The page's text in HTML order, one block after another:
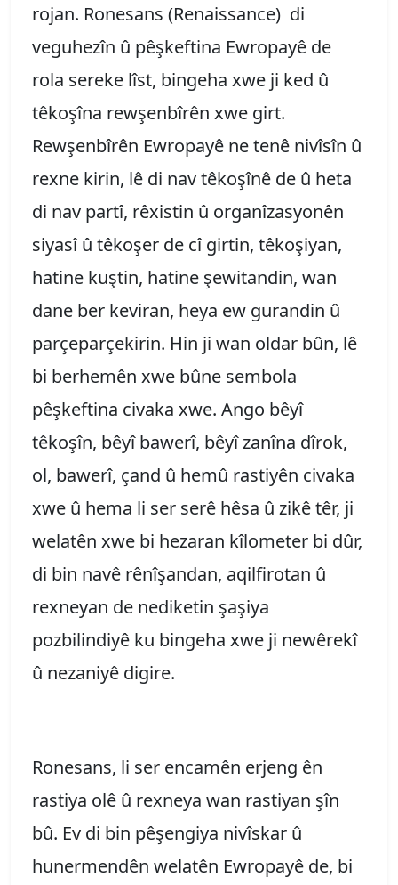
rojan. Ronesans (Renaissance) di
veguhezîn û pêşkeftina Ewropayê de
rola sereke lîst, bingeha xwe ji ked û
têkoşîna rewşenbîrên xwe girt.
Rewşenbîrên Ewropayê ne tenê nivîsîn û
rexne kirin, lê di nav têkoşînê de û heta
di nav partî, rêxistin û organîzasyonên
siyasî û têkoşer de cî girtin, têkoşiyan,
hatine kuştin, hatine şewitandin, wan
dane ber keviran, heya ew gurandin û
parçeparçekirin. Hin ji wan oldar bûn, lê
bi berhemên xwe bûne sembola
pêşkeftina civaka xwe. Ango bêyî
têkoşîn, bêyî bawerî, bêyî zanîna dîrok,
ol, bawerî, çand û hemû rastiyên civaka
xwe û hema li ser serê hêsa û zikê têr, ji
welatên xwe bi hezaran kîlometer bi dûr,
di bin navê rênîşandan, aqilfirotan û
rexneyan de nediketin şaşiya
pozbilindiyê ku bingeha xwe ji newêrekî
û nezaniyê digire.
Ronesans, li ser encamên erjeng ên
rastiya olê û rexneya wan rastiyan şîn
bû. Ev di bin pêşengiya nivîskar û
hunermendên welatên Ewropayê de, bi